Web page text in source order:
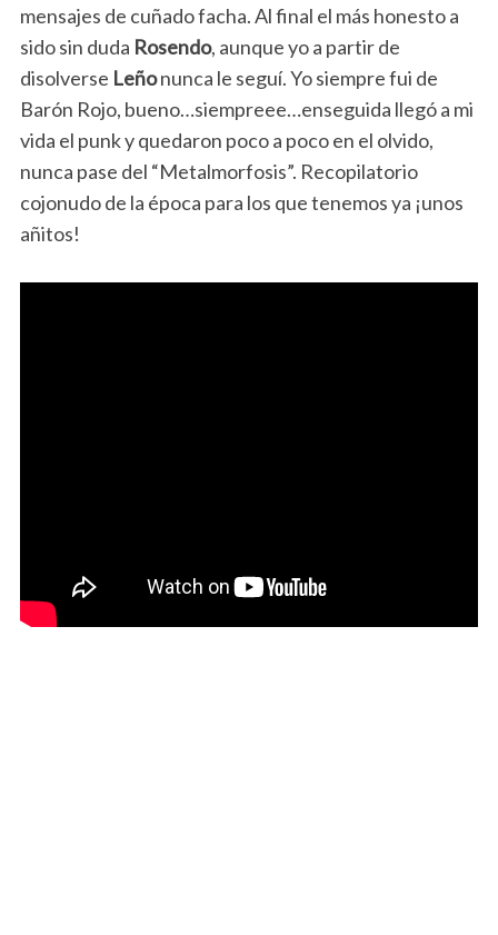
mensajes de cuñado facha. Al final el más honesto a
sido sin duda Rosendo, aunque yo a partir de
disolverse Leñonunca le seguí. Yo siempre fui de
Barón Rojo, bueno…siempreee…enseguida llegó a mi
vida el punk y quedaron poco a poco en el olvido,
nunca pase del “Metalmorfosis”. Recopilatorio
cojonudo de la época para los que tenemos ya ¡unos
añitos!